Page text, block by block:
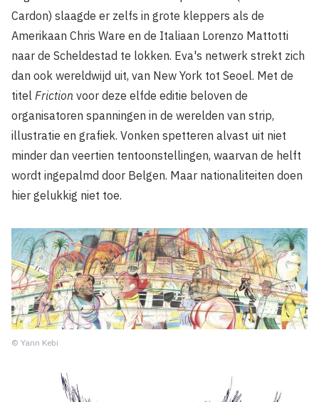
© Yann Kebi
Cardon) slaagde er zelfs in grote kleppers als de
Amerikaan Chris Ware en de Italiaan Lorenzo Mattotti
naar de Scheldestad te lokken. Eva's netwerk strekt zich
dan ook wereldwijd uit, van New York tot Seoel. Met de
titel Friction voor deze elfde editie beloven de
organisatoren spanningen in de werelden van strip,
illustratie en grafiek. Vonken spetteren alvast uit niet
minder dan veertien tentoonstellingen, waarvan de helft
wordt ingepalmd door Belgen. Maar nationaliteiten doen
hier gelukkig niet toe.